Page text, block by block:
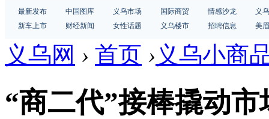
最新发布 中国图库 义乌市场 国际商贸 情感沙龙
义
新车上市
财经新闻 女性话题 义乌楼市 招聘信息 美
义乌网 › 首页 › 义乌小商
“商二代”接棒撬动市